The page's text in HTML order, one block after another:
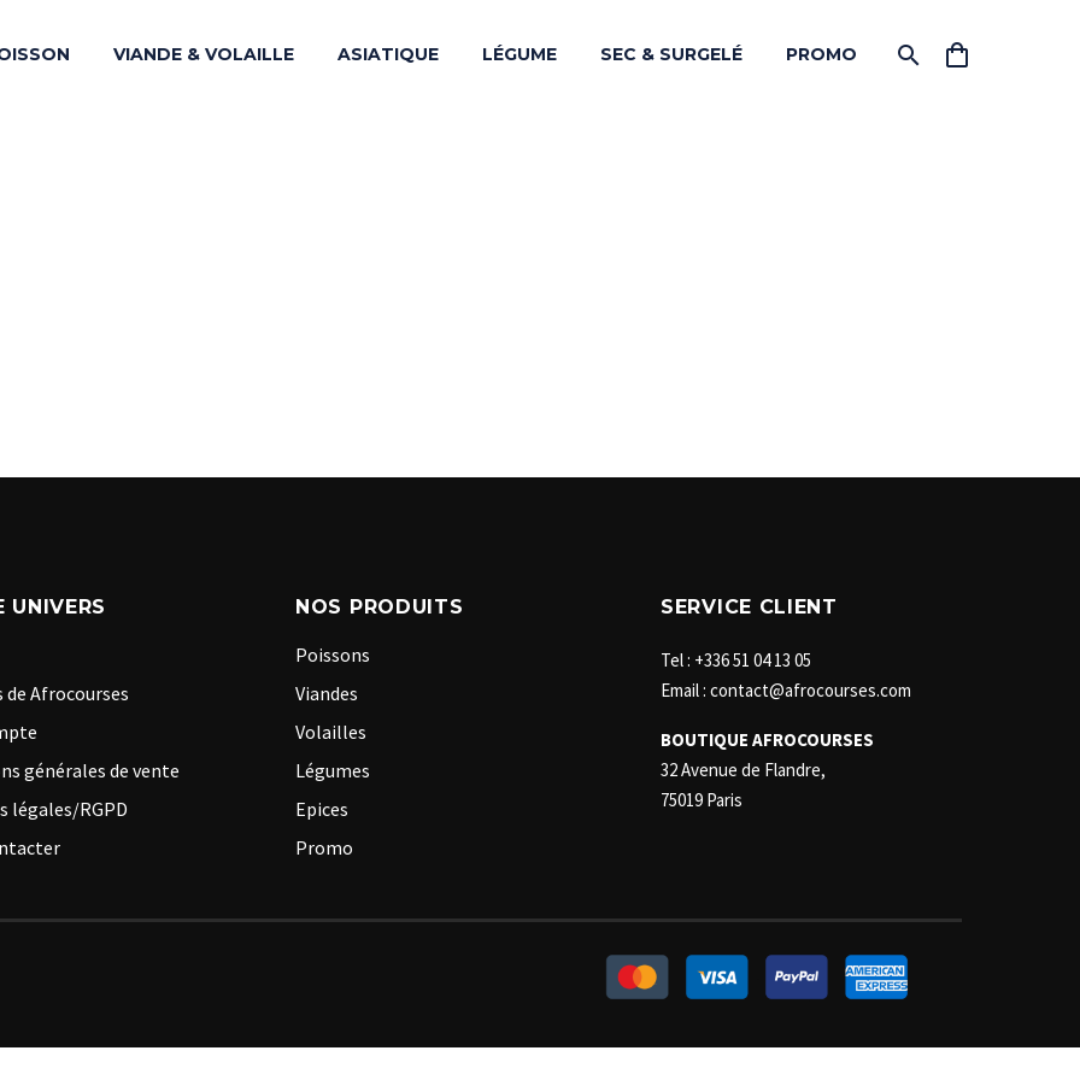
VIANDE & VOLAILLE ASIATIQUE LÉGUME SEC & SURGELÉ PROMO
UNIVERS
de Afrocourses
générales de vente
légales/RGPD
NOS PRODUITS
Poissons
Viandes
Volailles
Légumes
Epices
Promo
SERVICE CLIENT
Tel : +336 51 04 13 05
Email : contact@afrocourses.com
BOUTIQUE AFROCOURSES
32 Avenue de Flandre,
75019 Paris